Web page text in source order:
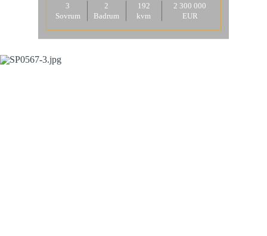
3
Sovrum
2
Badrum
192
kvm
2 300 000
EUR